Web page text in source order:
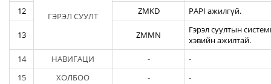
ГЭРЭЛ СУУЛТ
12
ZMKD PAPI ажилгүй.
13 ZMMN
Гэрэл суултын
хэвийн ажилтай.
14
НАВИГАЦИ -
-
15
ХОЛБОО - -